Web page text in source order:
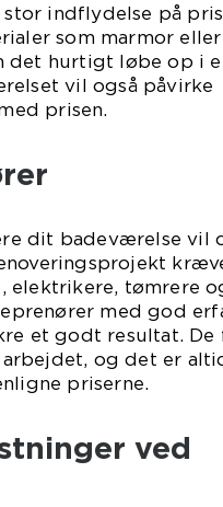
indflydelse på
som marmor eller
det hurtigt løbe op i
vil også påvirke
prisen.
dit badeværelse vil
elektrikere, tømrere
med god
et godt resultat. De
og det er
priserne.
ved